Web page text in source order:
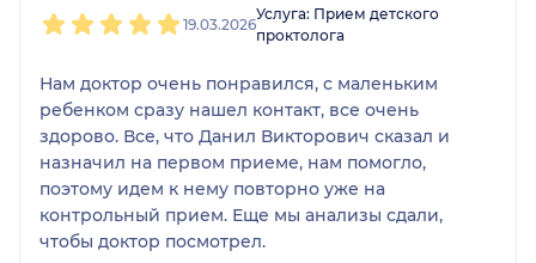
19.03.2026
Услуга: Прием детского
проктолога
Нам доктор очень понравился, с маленьким
ребенком сразу нашел контакт, все очень
здорово. Все, что Данил Викторович сказал и
назначил на первом приеме, нам помогло,
поэтому идем к нему повторно уже на
контрольный прием. Еще мы анализы сдали,
чтобы доктор посмотрел.